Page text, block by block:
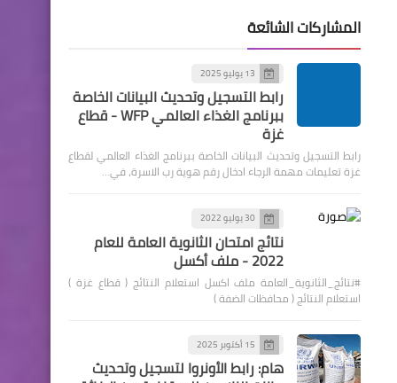
المشاركات الشائعة
13 يوليو 2025
رابط التسجيل وتحديث البيانات الخاصة
ببرنامج الغذاء العالمي WFP - قطاع
غزة
رابط التسجيل وتحديث البيانات الخاصة ببرنامج الغذاء العالمي لقطاع
غزة تعليمات مهمة الرجاء ادخال رقم هوية رب الاسرة، في…
30 يوليو 2022
نتائج امتحان الثانوية العامة للعام
2022 - ملف أكسل
#نتائج_الثانوية_العامة ملف اكسل استعلام النتائج ( قطاع غزة )
استعلام النتائج ( محافظات الضفة )
15 أكتوبر 2025
هام: رابط الأونروا لتسجيل وتحديث